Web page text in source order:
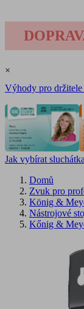
×
Výhody pro držitele
Jak vybírat
Domů
Zvuk pro
König &
Nástrojové
Kőnig &